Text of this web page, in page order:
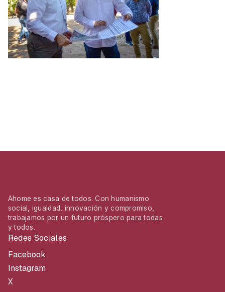
Ahome es casa de todos. Con humanismo
social, igualdad, innovación y compromiso,
trabajamos por un futuro próspero para todas
y todos.
Redes Sociales
Facebook
Instagram
X